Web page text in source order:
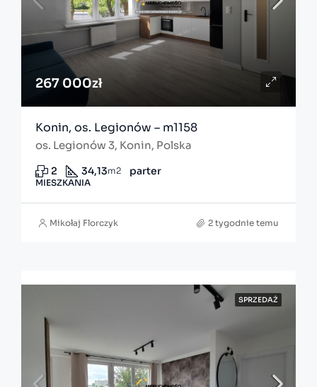
267 000zł
Konin, os. Legionów – m1158
os. Legionów 3, Konin, Polska
2 34,13m2 parter
MIESZKANIA
Mikołaj Florczyk 2 tygodnie temu
SPRZEDAŻ